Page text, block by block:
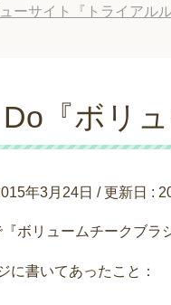
ーサイト『トライアルル
『ボリ
年3月24日 / 更新日 :
ボリュームチークブラ
に書いてあったこと：